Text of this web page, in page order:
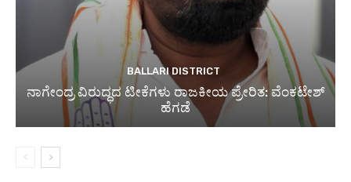
BALLARI DISTRICT
ನಾಗೇಂದ್ರ ವಿರುದ್ಧದ ಟೀಕೆಗಳು ರಾಜಕೀಯ ಪ್ರೇರಿತ: ವೆಂಕಟೇಶ್
ಹೆಗಡೆ